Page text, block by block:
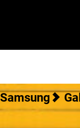
Samsung